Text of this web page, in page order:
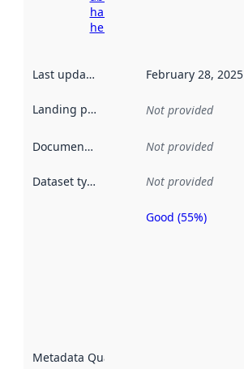
harvesting
here
Last updated February 28, 2025
Landing page Not provided
Documentation Not provided
Dataset type Not provided
Metadata Quality
Metadata
Good (55%)